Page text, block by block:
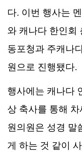
다. 이번 행사는
와 캐나다 한인회
동포청과 주캐나
원으로 진행됐다.
행사에는 캐나다
상 축사를 통해 차
원의원은 성경 말
게 하는 것 같이